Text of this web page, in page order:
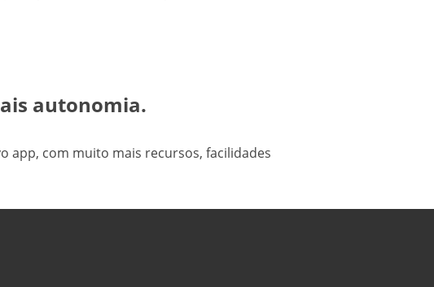
autonomia.
app, com muito mais recursos, facilidades